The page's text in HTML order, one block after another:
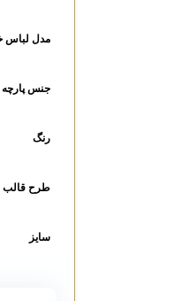
مدل لباس
جنس پارچه
رنگ
طرح قالب
سایز